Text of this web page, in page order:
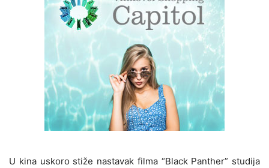
U kina uskoro stiže nastavak filma “Black Panther” studija